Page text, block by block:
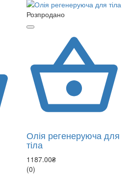
Розпродано
Олія регенеруюча для
тіла
1187.00₴
(0)